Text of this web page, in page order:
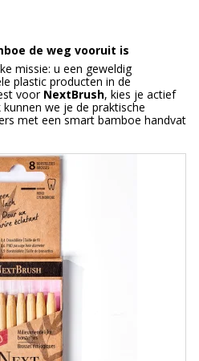
de weg vooruit is
missie: u een geweldig
plastic producten in de
voor NextBrush, kies je actief
we je de praktische
met een smart bamboe handvat